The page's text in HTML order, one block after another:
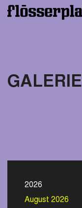
GALERIE
2026
August 2026